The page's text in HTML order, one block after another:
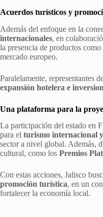
Acuerdos turísticos y
Además del enfoque en la
internacionales, en
la presencia de productos como
mercado europeo.
Paralelamente, representantes
expansión hotelera e
Una plataforma para la
La participación del estado en
para el turismo internacional
sector a nivel global. Además,
cultural, como los Premios
Con estas acciones, Jalisco
promoción turística, en un
fortalecer la economía local.